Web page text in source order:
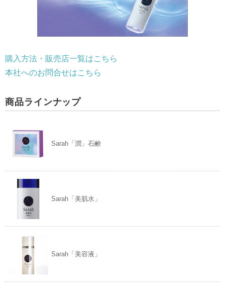
購入方法・販売店一覧はこちら
本社へのお問合せはこちら
商品ラインナップ
Sarah「潤」石鹸
Sarah「美肌水」
Sarah「美容液」